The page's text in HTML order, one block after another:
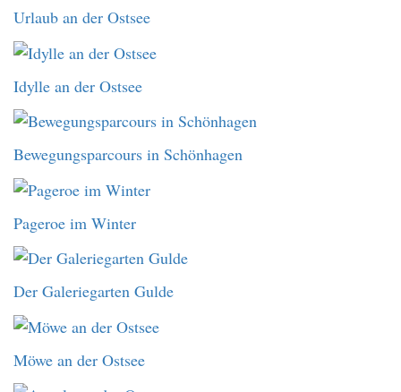
Urlaub an der Ostsee
Idylle an der Ostsee
Bewegungsparcours in Schönhagen
Pageroe im Winter
Der Galeriegarten Gulde
Möwe an der Ostsee